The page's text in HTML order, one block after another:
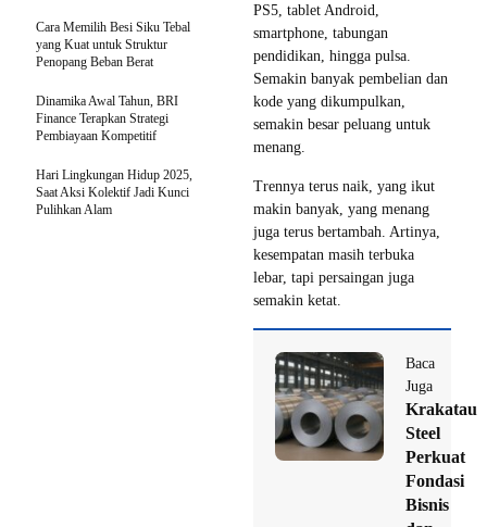
PS5, tablet Android,
smartphone, tabungan
pendidikan, hingga pulsa.
Semakin banyak pembelian dan
kode yang dikumpulkan,
semakin besar peluang untuk
menang.
Trennya terus naik, yang ikut
makin banyak, yang menang
juga terus bertambah. Artinya,
kesempatan masih terbuka
lebar, tapi persaingan juga
semakin ketat.
Baca
Juga
Krakatau
Steel
Perkuat
Fondasi
Bisnis
Cara Memilih Besi Siku Tebal
yang Kuat untuk Struktur
Penopang Beban Berat
Dinamika Awal Tahun, BRI
Finance Terapkan Strategi
Pembiayaan Kompetitif
Hari Lingkungan Hidup 2025,
Saat Aksi Kolektif Jadi Kunci
Pulihkan Alam